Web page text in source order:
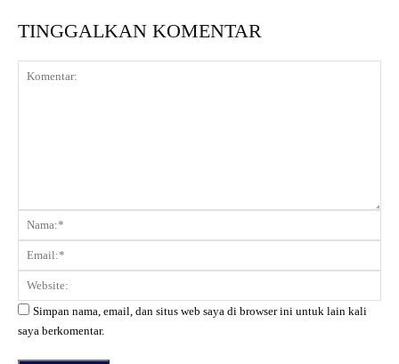
TINGGALKAN KOMENTAR
Komentar:
Simpan nama, email, dan situs web saya di browser ini untuk lain kali
saya berkomentar.